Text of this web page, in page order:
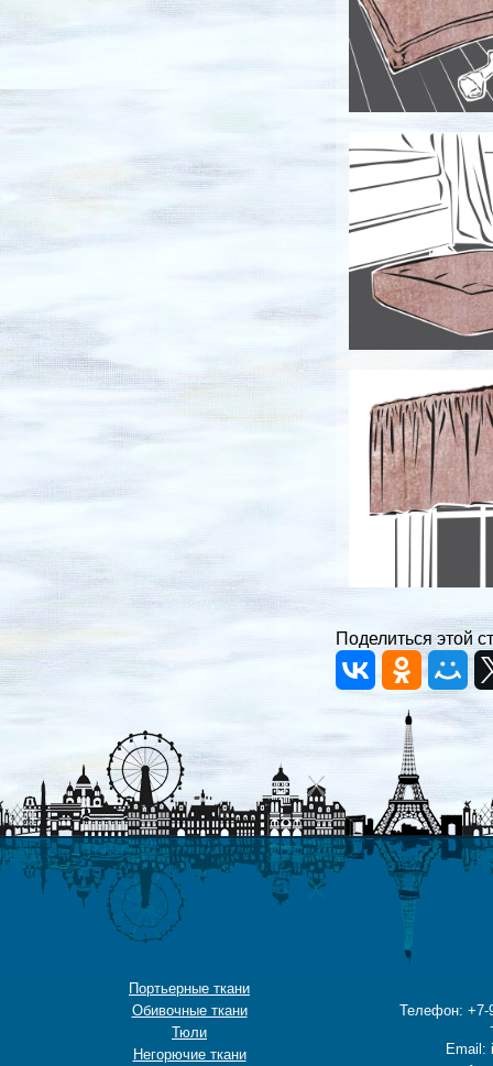
Поделиться этой
Портьерные ткани
Обивочные ткани
Тюли
Негорючие ткани
Телефон: +7-
Email: